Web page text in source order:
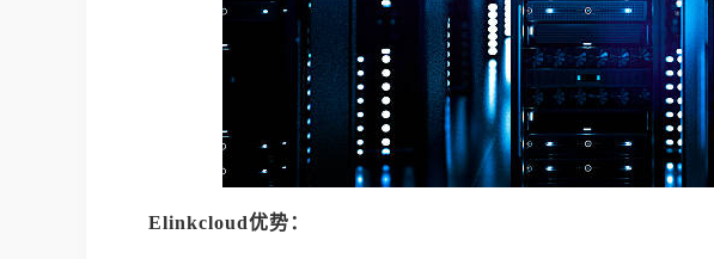
Elinkcloud优势：